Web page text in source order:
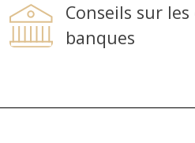
Conseils sur
banques